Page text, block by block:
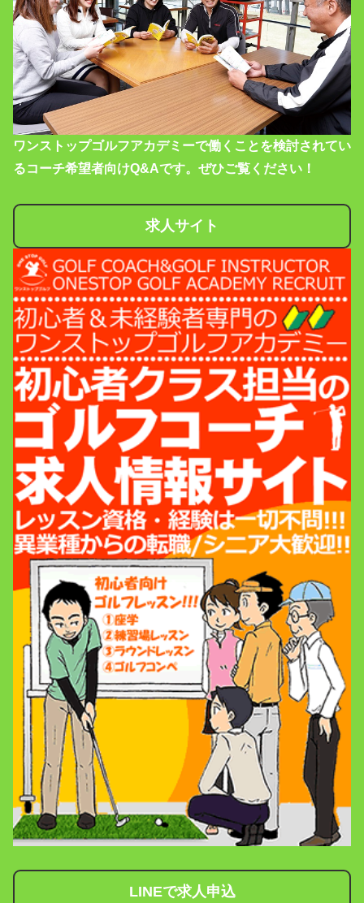
ワンストップゴルフアカデミーで働くことを検討されてい
るコーチ希望者向けQ&Aです。ぜひご覧ください！
求人サイト
LINEで求人申込